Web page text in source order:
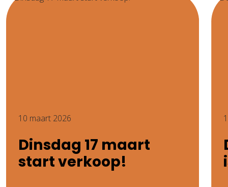
10 maart 2026
Dinsdag 17 maart
start verkoop!